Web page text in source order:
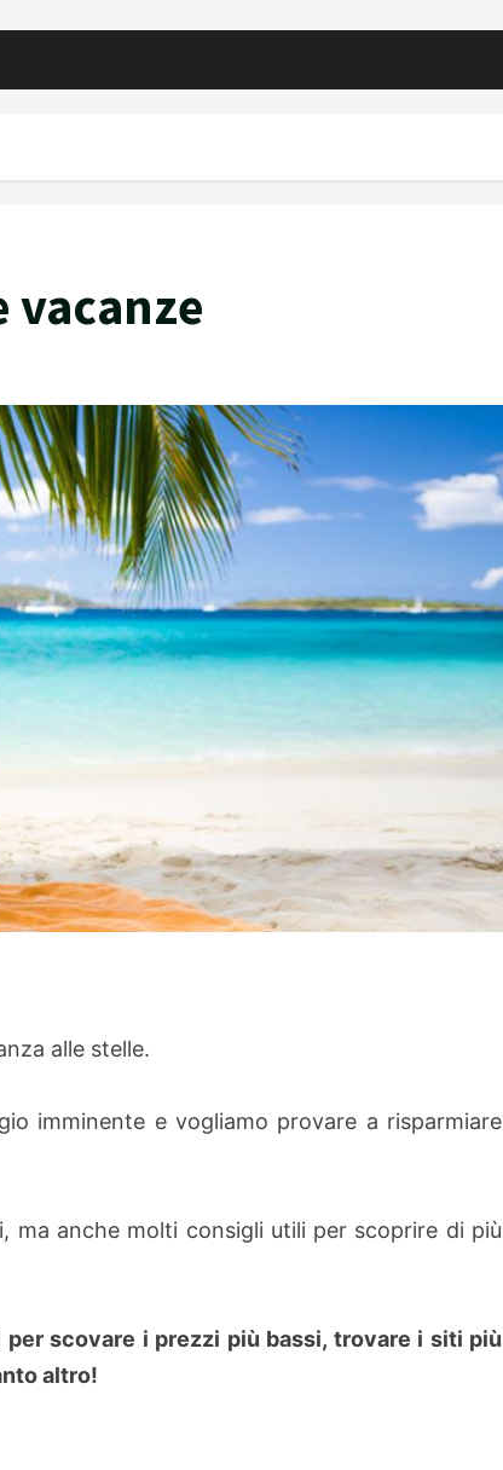
vacanze
alle stelle.
imminente e vogliamo provare a risparmiare
anche molti consigli utili per scoprire di più
scovare i prezzi più bassi, trovare i siti più
altro!